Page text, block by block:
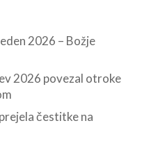
2026 – Božje
2026 povezal otroke
čestitke na